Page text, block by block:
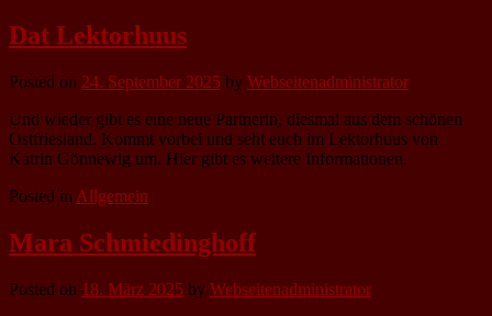
Dat Lektorhuus
Posted on 24. September 2025 by Webseitenadministrator
Und wieder gibt es eine neue Partnerin, diesmal aus dem schönen
Ostfriesland. Kommt vorbei und seht euch im Lektorhuus von
Katrin Gönnewig um. Hier gibt es weitere Informationen.
Posted in Allgemein
Mara Schmiedinghoff
Posted on 18. März 2025 by Webseitenadministrator